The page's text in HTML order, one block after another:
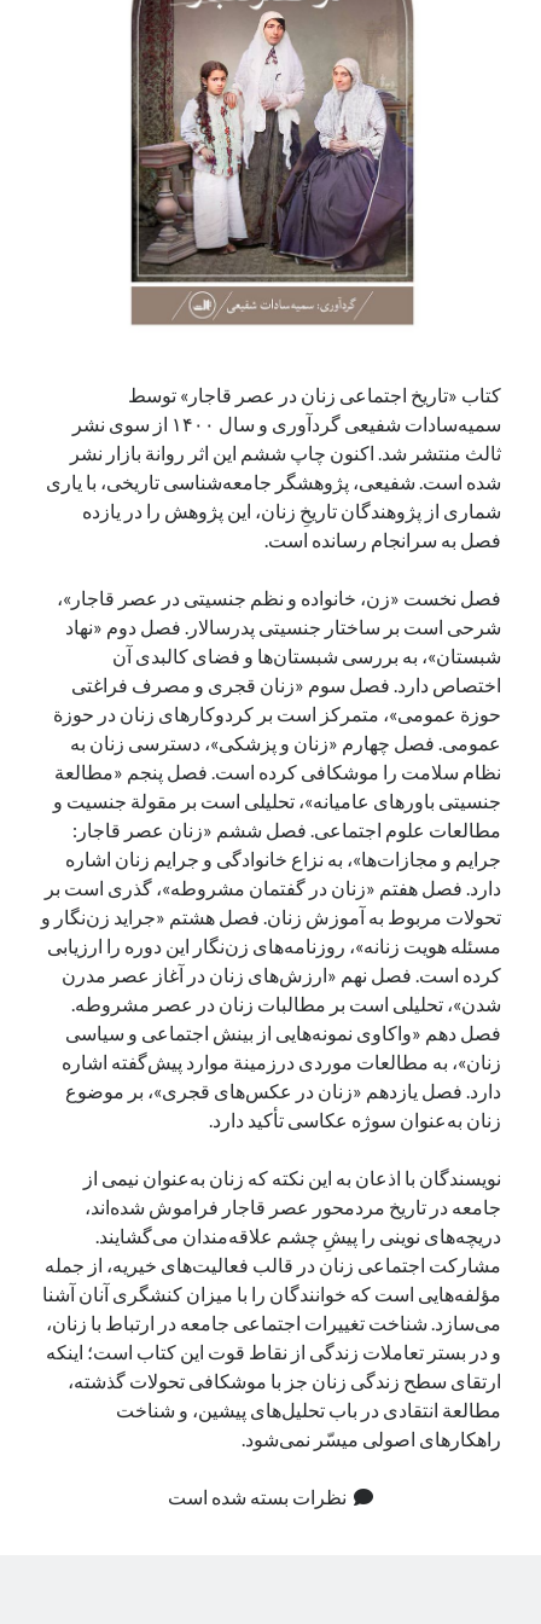
آخرین دیدگاه‌ها
درمَه‌لقا مَلّاح، حافظ محیط زیست ایران
کتاب «تاریخ اجتماعی زنان در عصر قاجار» توسط
سمیه‌سادات شفیعی گردآوری و سال ۱۴۰۰ از سوی نشر
ثالث منتشر شد. اکنون چاپ ششم این اثر روانة بازار نشر
شده است. شفیعی، پژوهشگر جامعه‌شناسی تاریخی، با یاری
شماری از پژوهندگان تاریخِ زنان، این پژوهش را در یازده
فصل به سرانجام رسانده است.
فصل نخست «زن، خانواده و نظم جنسیتی در عصر قاجار»،
شرحی است بر ساختار جنسیتی پدرسالار. فصل دوم «نهاد
شبستان»، به بررسی شبستان‌ها و فضای کالبدی آن
اختصاص دارد. فصل سوم «زنان قجری و مصرف فراغتی
حوزة عمومی»، متمرکز است بر کردوکارهای زنان در حوزة
عمومی. فصل چهارم «زنان و پزشکی»، دسترسی زنان به
نظام سلامت را موشکافی کرده است. فصل پنجم «مطالعة
جنسیتی باورهای عامیانه»، تحلیلی است بر مقولة جنسیت و
مطالعات علوم اجتماعی. فصل ششم «زنان عصر قاجار:
جرایم و مجازات‌ها»،‌ به نزاع خانوادگی و جرایم زنان اشاره
دارد. فصل هفتم «زنان در گفتمان مشروطه»، گذری است بر
تحولات مربوط به آموزش زنان. فصل هشتم «جراید زن‌نگار و
مسئله هویت زنانه»، روزنامه‌های زن‌نگار این دوره را ارزیابی
کرده است. فصل نهم «ارزش‌های زنان در آغاز عصر مدرن
شدن»، تحلیلی است بر مطالبات زنان در عصر مشروطه.
فصل دهم «واکاوی نمونه‌هایی از بینش اجتماعی و سیاسی
زنان»، به مطالعات موردی درزمینة موارد پیش‌گفته اشاره
دارد. فصل یازدهم «زنان در عکس‌های قجری»، بر موضوع
زنان به‌عنوان سوژه عکاسی تأکید دارد.
نویسندگان با اذعان به این نکته که زنان به‌عنوان نیمی از
جامعه در تاریخ مردمحور عصر قاجار فراموش شده‌اند،
دریچه‌های نوینی را پیشِ چشم علاقه‌مندان می‌گشایند.
مشارکت اجتماعی زنان در قالب فعالیت‌های خیریه، از جمله
مؤلفه‌هایی است که خوانندگان را با میزان کنشگری آنان آشنا
می‌سازد. شناخت تغییرات اجتماعی جامعه در ارتباط با زنان،
و در بستر تعاملات زندگی از نقاط قوت این کتاب است؛ اینکه
ارتقای سطح زندگی زنان جز با موشکافی تحولات گذشته،
مطالعة انتقادی در باب تحلیل‌های پیشین، و شناخت
راهکارهای اصولی میسّر نمی‌شود.
نظرات بسته شده است